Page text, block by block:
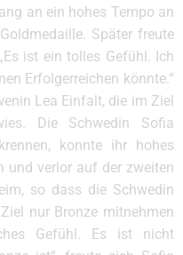
an ein hohes Tempo an
Später freute
ist ein tolles Gefühl. Ich
Erfolgerreichen könnte.“
Lea Einfalt, die im Ziel
Die Schwedin Sofia
konnte ihr hohes
und verlor auf der zweiten
so dass die Schwedin
nur Bronze mitnehmen
Gefühl. Es ist nicht